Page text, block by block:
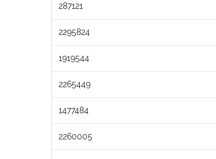
287121
2295824
1919544
2265449
1477484
2260005